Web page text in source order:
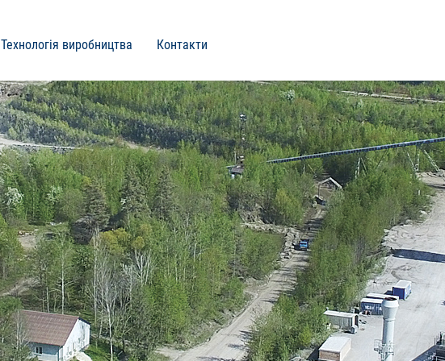
Технологія виробництва Контакти